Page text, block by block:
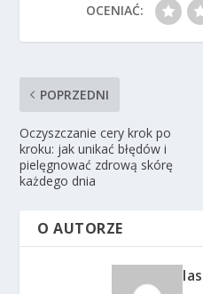
OCENIAĆ:
POPRZEDNI
Oczyszczanie cery krok po
kroku: jak unikać błędów i
pielęgnować zdrową skórę
każdego dnia
O AUTORZE